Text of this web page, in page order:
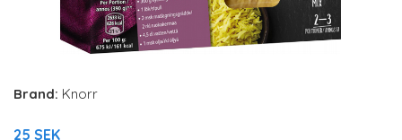
Brand: Knorr
25 SEK